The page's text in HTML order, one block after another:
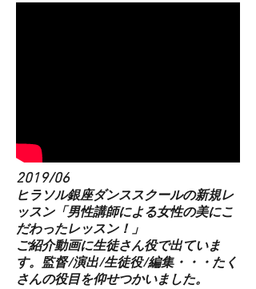
2019/06
​ヒラソル銀座ダンススクールの新規レ
ッスン「男性講師による女性の美にこ
だわったレッスン！」
ご紹介動画に生徒さん役で出ていま
す。監督/演出/生徒役/編集・・・たく
さんの役目を仰せつかいました。​